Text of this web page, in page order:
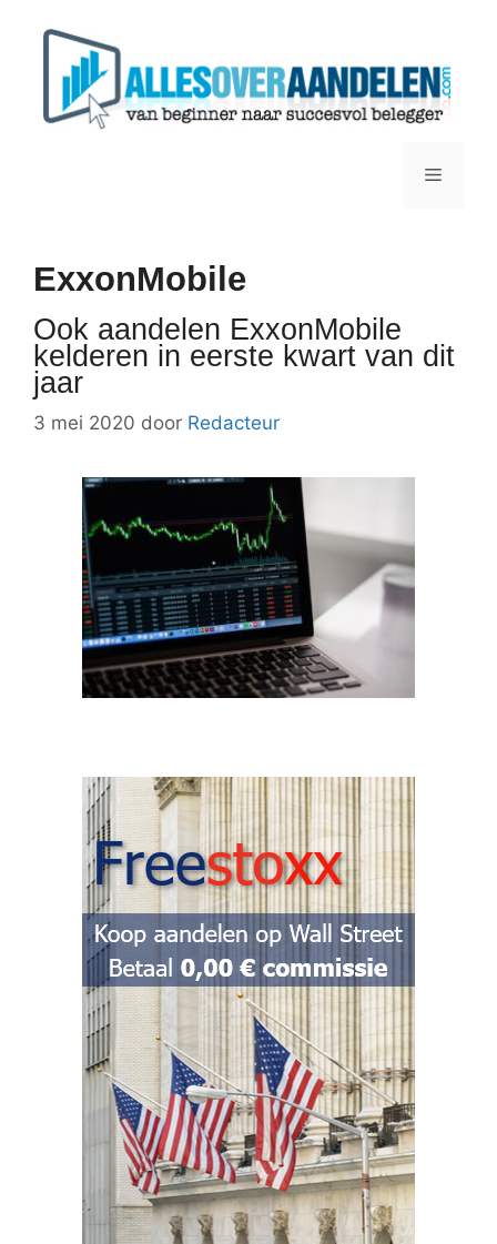
Menu
ExxonMobile
Ook aandelen ExxonMobile
kelderen in eerste kwart van dit
jaar
3 mei 2020 door Redacteur